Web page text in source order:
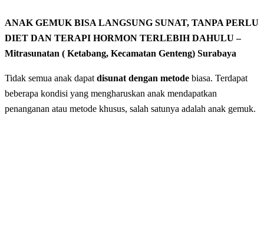
ANAK GEMUK BISA LANGSUNG SUNAT, TANPA PERLU
DIET DAN TERAPI HORMON TERLEBIH DAHULU –
Mitrasunatan ( Ketabang, Kecamatan Genteng) Surabaya
Tidak semua anak dapat disunat dengan metode biasa. Terdapat
beberapa kondisi yang mengharuskan anak mendapatkan
penanganan atau metode khusus, salah satunya adalah anak gemuk.